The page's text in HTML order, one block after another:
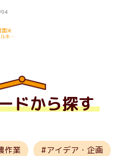
園米
キー
ドから探す
作業 アイデア・企画